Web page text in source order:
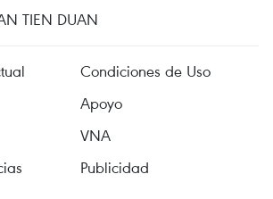
TIEN DUAN
Condiciones de Uso
Apoyo
VNA
Publicidad